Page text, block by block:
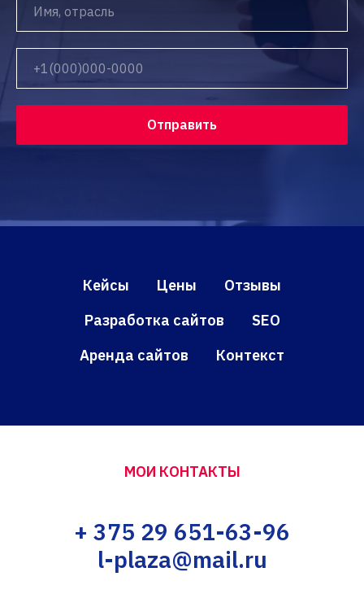
Отправить
Кейсы Цены
Отзывы
Разработка сайтов
SEO
Аренда сайтов
Контекст
МОИ КОНТАКТЫ
+ 375 29 651-63-96
l-plaza@mail.ru